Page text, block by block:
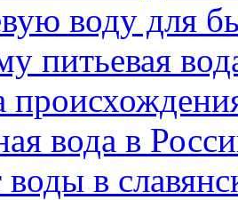
воду для
питьевая
вода в
воды в